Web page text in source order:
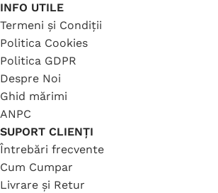
INFO UTILE
Termeni și Condiții
Politica Cookies
Politica GDPR
Despre Noi
Ghid mărimi
ANPC
SUPORT CLIENȚI
Întrebări frecvente
Cum Cumpar
Livrare și Retur